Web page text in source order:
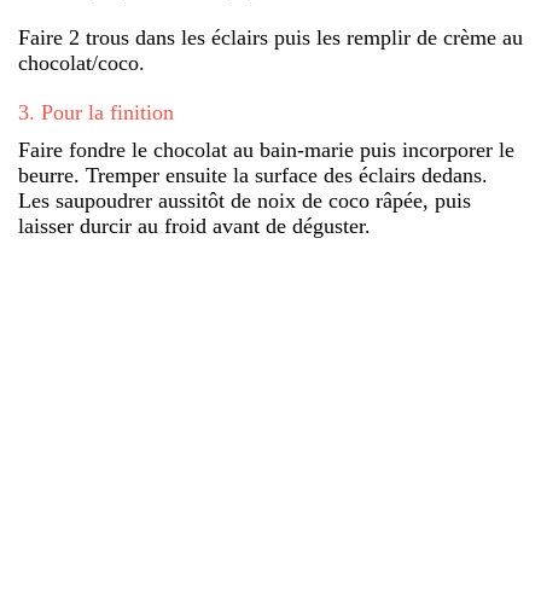
Faire 2 trous dans les éclairs puis les remplir de crème au
chocolat/coco.
3. Pour la finition
Faire fondre le chocolat au bain-marie puis incorporer le
beurre. Tremper ensuite la surface des éclairs dedans.
Les saupoudrer aussitôt de noix de coco râpée, puis
laisser durcir au froid avant de déguster.